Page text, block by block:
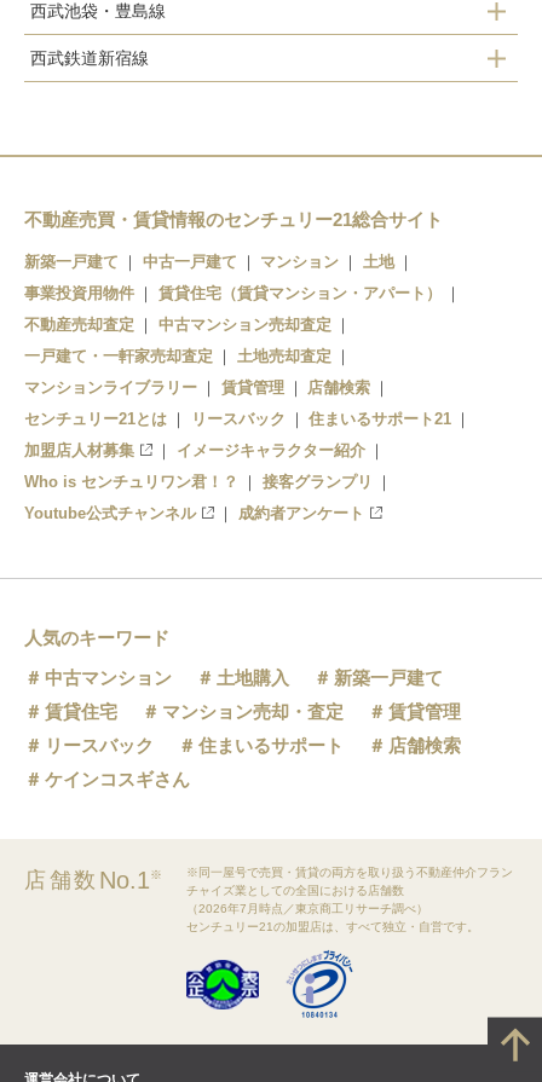
西武池袋・豊島線
保谷駅
西武鉄道新宿線
西武柳沢駅
田無駅
不動産売買・賃貸情報のセンチュリー21総合サイト
新築一戸建て 中古一戸建て マンション
土地
事業投資用物件
賃貸住宅（賃貸マンション・アパート）
不動産売却査定
中古マンション売却査定
一戸建て・一軒家売却査定
土地売却査定
マンションライブラリー
賃貸管理
店舗検索
センチュリー21とは
リースバック
住まいるサポート21
加盟店人材募集
イメージキャラクター紹介
Who is センチュリワン君！？
接客グランプリ
Youtube公式チャンネル
成約者アンケート
人気のキーワード
中古マンション
土地購入
新築一戸建て
賃貸住宅
マンション売却・査定
賃貸管理
リースバック
住まいるサポート
店舗検索
ケインコスギさん
店舗数 No.1※
※同一屋号で売買・賃貸の両方を取り扱う不動産仲介フラン
チャイズ業としての全国における店舗数
（2026年7月時点／東京商工リサーチ調べ）
センチュリー21の加盟店は、すべて独立・自営です。